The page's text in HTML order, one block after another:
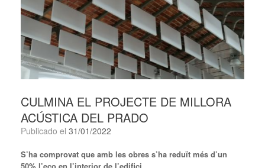
CULMINA EL PROJECTE DE MILLORA
ACÚSTICA DEL PRADO
Publicado el 31/01/2022
S’ha comprovat que amb les obres s’ha reduït més d’un
50% l’eco en l’interior de l’edifici